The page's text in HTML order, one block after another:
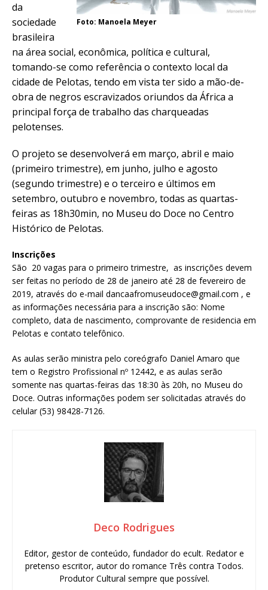
Foto: Manoela Meyer
da
sociedade
brasileira
na área social, econômica, política e cultural,
tomando-se como referência o contexto local da
cidade de Pelotas, tendo em vista ter sido a mão-de-
obra de negros escravizados oriundos da África a
principal força de trabalho das charqueadas
pelotenses.
O projeto se desenvolverá em março, abril e maio
(primeiro trimestre), em junho, julho e agosto
(segundo trimestre) e o terceiro e últimos em
setembro, outubro e novembro, todas as quartas-
feiras as 18h30min, no Museu do Doce no Centro
Histórico de Pelotas.
Inscrições
São 20 vagas para o primeiro trimestre, as inscrições devem
ser feitas no período de 28 de janeiro até 28 de fevereiro de
2019, através do e-mail dancaafromuseudoce@gmail.com , e
as informações necessária para a inscrição são: Nome
completo, data de nascimento, comprovante de residencia em
Pelotas e contato telefônico.
As aulas serão ministra pelo coreógrafo Daniel Amaro que
tem o Registro Profissional nº 12442, e as aulas serão
somente nas quartas-feiras das 18:30 às 20h, no Museu do
Doce. Outras informações podem ser solicitadas através do
celular (53) 98428-7126.
Deco Rodrigues
Editor, gestor de conteúdo, fundador do ecult. Redator e
pretenso escritor, autor do romance Três contra Todos.
Produtor Cultural sempre que possível.